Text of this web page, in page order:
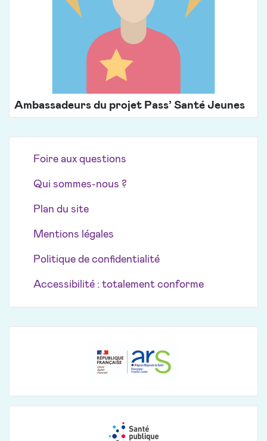
Ambassadeurs du projet Pass’ Santé Jeunes
Foire aux questions
Qui sommes-nous ?
Plan du site
Mentions légales
Politique de confidentialité
Accessibilité : totalement conforme